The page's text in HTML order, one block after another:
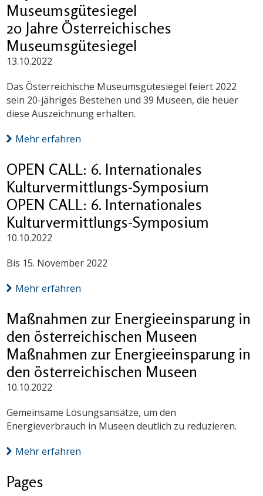
Museumsgütesiegel
20 Jahre Österreichisches
Museumsgütesiegel
13.10.2022
Das Österreichische Museumsgütesiegel feiert 2022
sein 20-jähriges Bestehen und 39 Museen, die heuer
diese Auszeichnung erhalten.
Mehr erfahren
OPEN CALL: 6. Internationales
Kulturvermittlungs-Symposium
OPEN CALL: 6. Internationales
Kulturvermittlungs-Symposium
10.10.2022
Bis 15. November 2022
Mehr erfahren
Maßnahmen zur Energieeinsparung in
den österreichischen Museen
Maßnahmen zur Energieeinsparung in
den österreichischen Museen
10.10.2022
Gemeinsame Lösungsansätze, um den
Energieverbrauch in Museen deutlich zu reduzieren.
Mehr erfahren
Pages